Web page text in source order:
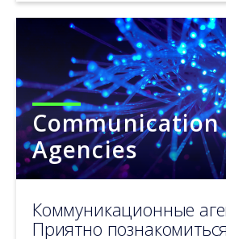
Communication
Agencies
Коммуникационные
Приятно познакомиться